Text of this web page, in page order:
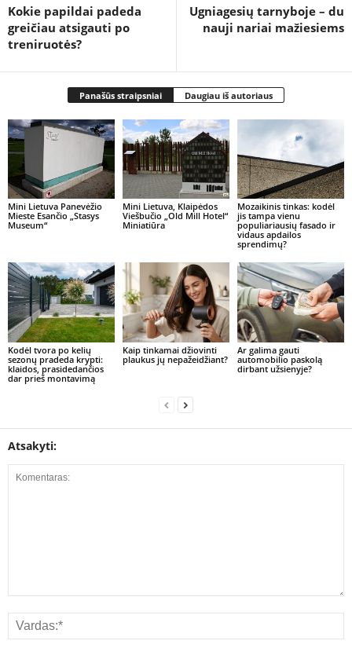
Kokie papildai padeda
greičiau atsigauti po
treniruotės?
Ugniagesių tarnyboje – du
nauji nariai mažiesiems
Panašūs straipsniai Daugiau iš autoriaus
Mini Lietuva Panevėžio
Mieste Esančio „Stasys
Museum“
Mini Lietuva, Klaipėdos
Viešbučio „Old Mill Hotel“
Miniatiūra
Mozaikinis tinkas: kodėl
jis tampa vienu
populiariausių fasado ir
vidaus apdailos
sprendimų?
Kodėl tvora po kelių
sezonų pradeda krypti:
klaidos, prasidedančios
dar prieš montavimą
Kaip tinkamai džiovinti
plaukus jų nepažeidžiant?
Ar galima gauti
automobilio paskolą
dirbant užsienyje?
Atsakyti: